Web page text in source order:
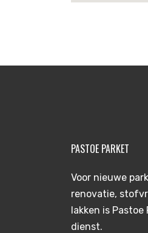
PASTOE PARKET
Voor nieuwe
renovatie,
lakken is
dienst.